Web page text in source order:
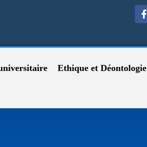
Ethique et Déontologie